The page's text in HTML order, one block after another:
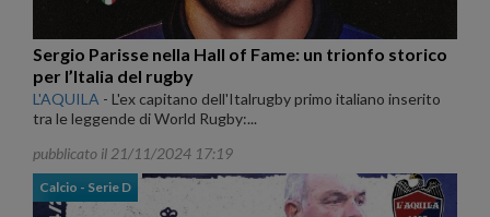
Sergio Parisse nella Hall of Fame: un trionfo storico
per l’Italia del rugby
L'AQUILA - L'ex capitano dell'Italrugby primo italiano inserito
tra le leggende di World Rugby:...
pubblicato il 21/11/2024 17:19
Calcio - Serie D